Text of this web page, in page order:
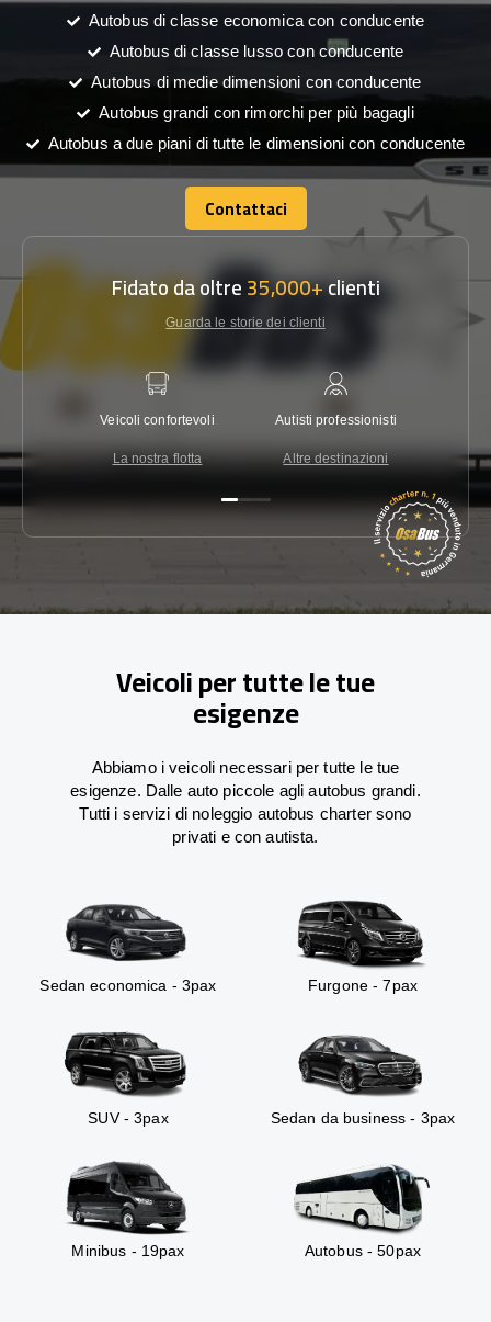
Autobus di classe economica con conducente
Autobus di classe lusso con conducente
Autobus di medie dimensioni con conducente
Autobus grandi con rimorchi per più bagagli
Autobus a due piani di tutte le dimensioni con conducente
Contattaci
Contattaci
Fidato da oltre35,000+clienti
Guarda le storie dei clienti
Veicoli confortevoli
La nostra flotta
Autisti professionisti
Altre destinazioni
Veicoli per tutte le tue
esigenze
Abbiamo i veicoli necessari per tutte le tue
esigenze. Dalle auto piccole agli autobus grandi.
Tutti i servizi di noleggio autobus charter sono
privati e con autista.
Sedan economica - 3pax Furgone - 7pax
SUV - 3pax Sedan da business - 3pax
Minibus - 19pax Autobus - 50pax